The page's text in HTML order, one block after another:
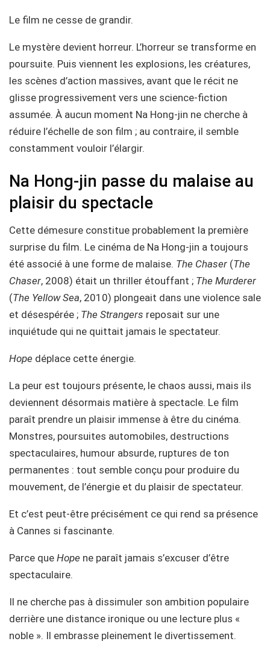
Le film ne cesse de grandir.
Le mystère devient horreur. L’horreur se transforme en
poursuite. Puis viennent les explosions, les créatures,
les scènes d’action massives, avant que le récit ne
glisse progressivement vers une science-fiction
assumée. À aucun moment Na Hong-jin ne cherche à
réduire l’échelle de son film ; au contraire, il semble
constamment vouloir l’élargir.
Na Hong-jin passe du malaise au
plaisir du spectacle
Cette démesure constitue probablement la première
surprise du film. Le cinéma de Na Hong-jin a toujours
été associé à une forme de malaise. The Chaser (The
Chaser, 2008) était un thriller étouffant ; The Murderer
(The Yellow Sea, 2010) plongeait dans une violence sale
et désespérée ; The Strangers reposait sur une
inquiétude qui ne quittait jamais le spectateur.
Hope déplace cette énergie.
La peur est toujours présente, le chaos aussi, mais ils
deviennent désormais matière à spectacle. Le film
paraît prendre un plaisir immense à être du cinéma.
Monstres, poursuites automobiles, destructions
spectaculaires, humour absurde, ruptures de ton
permanentes : tout semble conçu pour produire du
mouvement, de l’énergie et du plaisir de spectateur.
Et c’est peut-être précisément ce qui rend sa présence
à Cannes si fascinante.
Parce que Hope ne paraît jamais s’excuser d’être
spectaculaire.
Il ne cherche pas à dissimuler son ambition populaire
derrière une distance ironique ou une lecture plus «
noble ». Il embrasse pleinement le divertissement.